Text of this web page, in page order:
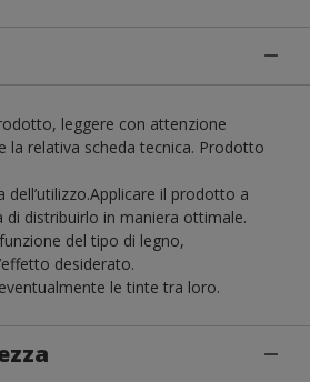
leggere con attenzione
la relativa scheda tecnica. Prodotto
dell’utilizzo.Applicare il prodotto a
di distribuirlo in maniera ottimale.
del tipo di legno,
desiderato.
le tinte tra loro.